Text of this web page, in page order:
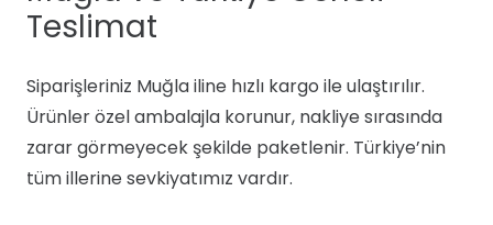
Teslimat
Siparişleriniz Muğla iline hızlı kargo ile ulaştırılır.
Ürünler özel ambalajla korunur, nakliye sırasında
zarar görmeyecek şekilde paketlenir. Türkiye’nin
tüm illerine sevkiyatımız vardır.